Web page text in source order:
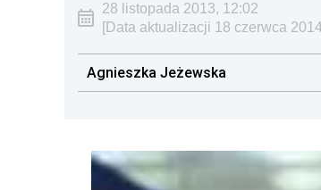
28 listopada 2013, 12:02
[Data aktualizacji 18 czerwca
Agnieszka Jeżewska